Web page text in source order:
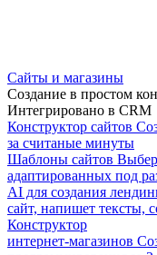
Сайты и магазины
Создание в простом
Интегрировано в CRM
Конструктор сайтов
за считаные минуты
Шаблоны сайтов
адаптированных под
AI для создания
сайт, напишет тексты,
Конструктор
интернет-магазинов